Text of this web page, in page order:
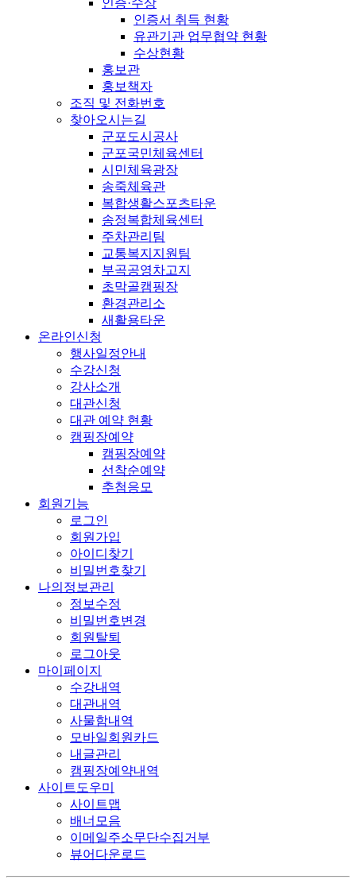
인증서 취득 현황
유관기관 업무협약 현황
수상현황
홍보관
홍보책자
조직 및 전화번호
찾아오시는길
군포도시공사
군포국민체육센터
시민체육광장
송죽체육관
복합생활스포츠타운
송정복합체육센터
주차관리팀
교통복지지원팀
부곡공영차고지
초막골캠핑장
환경관리소
새활용타운
온라인신청
행사일정안내
수강신청
강사소개
대관신청
대관 예약 현황
캠핑장예약
캠핑장예약
선착순예약
추첨응모
회원기능
로그인
회원가입
아이디찾기
비밀번호찾기
나의정보관리
정보수정
비밀번호변경
회원탈퇴
로그아웃
마이페이지
수강내역
대관내역
사물함내역
모바일회원카드
내글관리
캠핑장예약내역
사이트도우미
사이트맵
배너모음
이메일주소무단수집거부
뷰어다운로드